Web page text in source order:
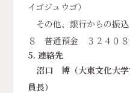
イゴジュウゴ）
その他、銀行からの振
８ 普通預金 ３２４０８
5. 連絡先
沼口 博（大東文化大学
員長）